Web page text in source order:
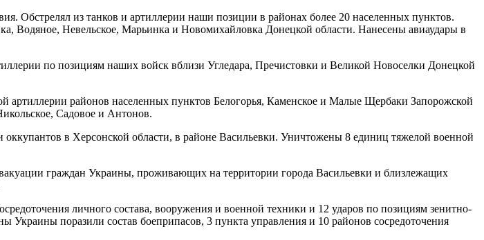
Обстрелял из танков и артиллерии наши позиции в районах более 20 населенных пунктов.
Водяное, Невельское, Марьинка и Новомихайловка Донецкой области. Нанесены авиаудары в
по позициям наших войск вблизи Угледара, Пречистовки и Великой Новоселки Донецкой
артиллерии районов населенных пунктов Белогорья, Каменское и Малые Щербаки Запорожской
Садовое и Антонов.
в Херсонской области, в районе Васильевки. Уничтожены 8 единиц тяжелой военной
граждан Украины, проживающих на территории города Васильевки и близлежащих
личного состава, вооружения и военной техники и 12 ударов по позициям зенитно-
поразили состав боеприпасов, 3 пункта управления и 10 районов сосредоточения